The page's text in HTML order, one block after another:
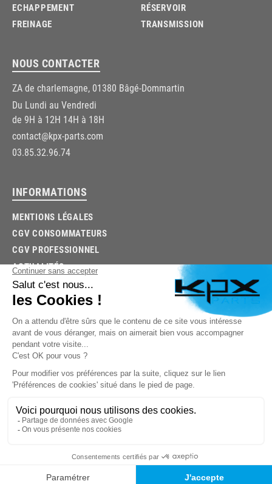
03.85.32.96.74
© 2026 -KPX PARTS- SITE CRÉÉ PARLET'S CLIC
ECHAPPEMENT
FREINAGE
RÉSERVOIR
TRANSMISSION
NOUS CONTACTER
ZA de charlemagne, 01380 Bâgé-Dommartin
Du Lundi au Vendredi
de 9H à 12H 14H à 18H
contact@kpx-parts.com
03.85.32.96.74
INFORMATIONS
MENTIONS LÉGALES
CGV CONSOMMATEURS
CGV PROFESSIONNEL
ACTUALITÉS
TROUVEZ LA BONNE PIÈCE RAPIDEMENT
03.85.32.96.74